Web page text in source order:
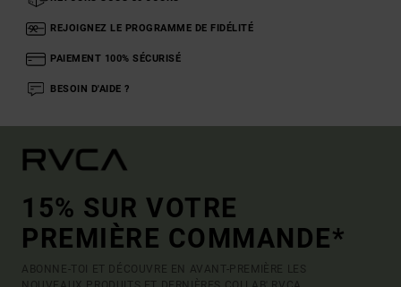
REJOIGNEZ LE PROGRAMME DE FIDÉLITÉ
PAIEMENT 100% SÉCURISÉ
BESOIN D'AIDE ?
15% SUR VOTRE
PREMIÈRE COMMANDE*
ABONNE-TOI ET DÉCOUVRE EN AVANT-PREMIÈRE LES